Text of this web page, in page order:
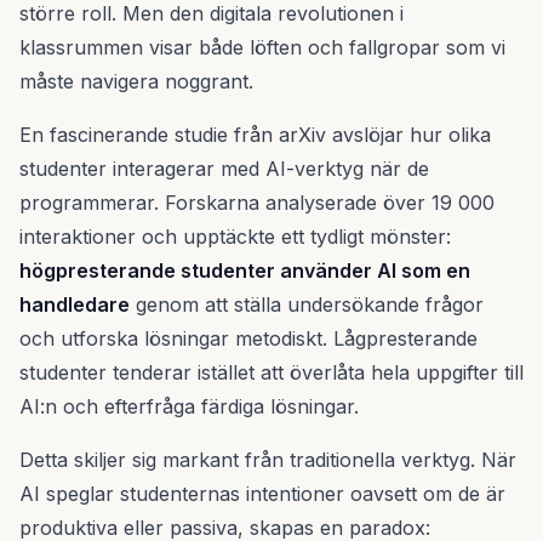
större roll. Men den digitala revolutionen i
klassrummen visar både löften och fallgropar som vi
måste navigera noggrant.
En fascinerande studie från arXiv avslöjar hur olika
studenter interagerar med AI-verktyg när de
programmerar. Forskarna analyserade över 19 000
interaktioner och upptäckte ett tydligt mönster:
högpresterande studenter använder AI som en
handledare genom att ställa undersökande frågor
och utforska lösningar metodiskt. Lågpresterande
studenter tenderar istället att överlåta hela uppgifter till
AI:n och efterfråga färdiga lösningar.
Detta skiljer sig markant från traditionella verktyg. När
AI speglar studenternas intentioner oavsett om de är
produktiva eller passiva, skapas en paradox: